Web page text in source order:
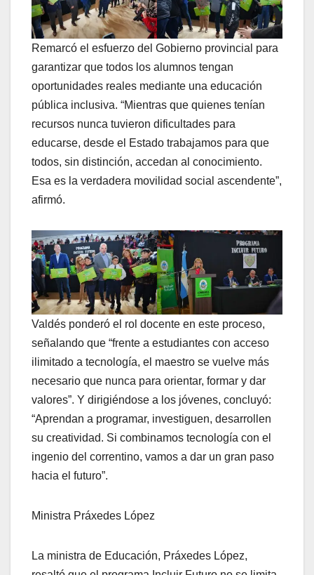
Remarcó el esfuerzo del Gobierno provincial para
garantizar que todos los alumnos tengan
oportunidades reales mediante una educación
pública inclusiva. “Mientras que quienes tenían
recursos nunca tuvieron dificultades para
educarse, desde el Estado trabajamos para que
todos, sin distinción, accedan al conocimiento.
Esa es la verdadera movilidad social ascendente”,
afirmó.
Valdés ponderó el rol docente en este proceso,
señalando que “frente a estudiantes con acceso
ilimitado a tecnología, el maestro se vuelve más
necesario que nunca para orientar, formar y dar
valores”. Y dirigiéndose a los jóvenes, concluyó:
“Aprendan a programar, investiguen, desarrollen
su creatividad. Si combinamos tecnología con el
ingenio del correntino, vamos a dar un gran paso
hacia el futuro”.
Ministra Práxedes López
La ministra de Educación, Práxedes López,